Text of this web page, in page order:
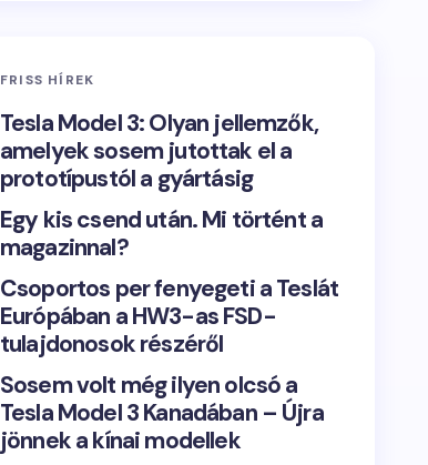
FRISS HÍREK
Tesla Model 3: Olyan jellemzők,
amelyek sosem jutottak el a
prototípustól a gyártásig
Egy kis csend után. Mi történt a
magazinnal?
Csoportos per fenyegeti a Teslát
Európában a HW3-as FSD-
tulajdonosok részéről
Sosem volt még ilyen olcsó a
Tesla Model 3 Kanadában – Újra
jönnek a kínai modellek